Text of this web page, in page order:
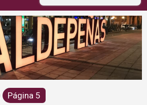
Página 5